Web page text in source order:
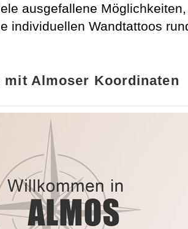
ausgefallene
individuellen Wandtattoos
mit Almoser Koordinaten